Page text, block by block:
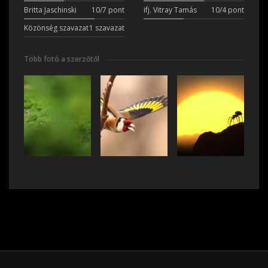
Britta Jaschinski 10/7 pont ifj. Vitray Tamás
10/4 pont
Közönség szavazat1 szavazat
Több fotó a szerzőtől